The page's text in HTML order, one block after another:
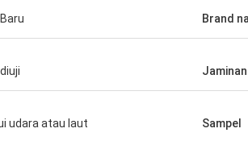
Brand
Jaminan
udara atau laut Sampel